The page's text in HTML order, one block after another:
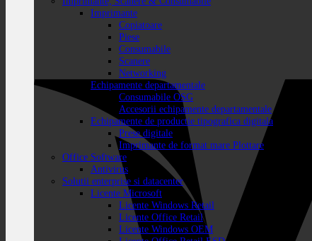
Imprimante
Copiatoare
Piese
Consumabile
Scanere
Networking
Echipamente departamentale
Consumabile OSG
Accesorii echipamente departamentale
Echipamente de productie tipografica digitala
Prese digitale
Imprimante de format mare Plottare
Office Software
Antivirus
Solutii enterprise si datacenter
Licente Microsoft
Licente Windows Retail
Licente Office Retail
Licente Windows OEM